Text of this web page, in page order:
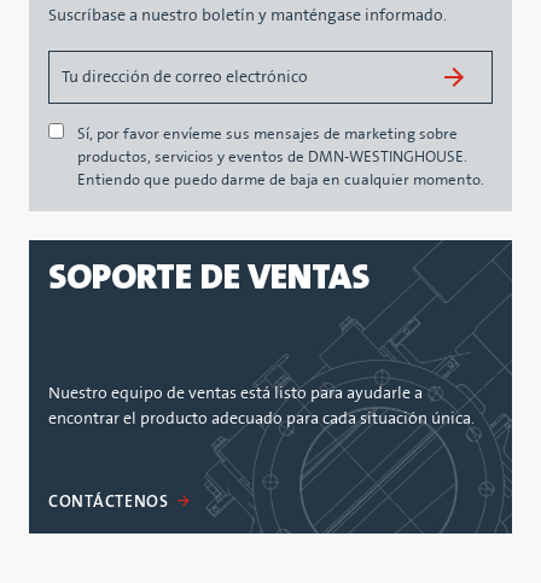
Suscríbase a nuestro boletín y manténgase informado.
Sí, por favor envíeme sus mensajes de marketing sobre
productos, servicios y eventos de DMN-WESTINGHOUSE.
Entiendo que puedo darme de baja en cualquier momento.
SOPORTE DE VENTAS
Nuestro equipo de ventas está listo para ayudarle a
encontrar el producto adecuado para cada situación única.
CONTÁCTENOS